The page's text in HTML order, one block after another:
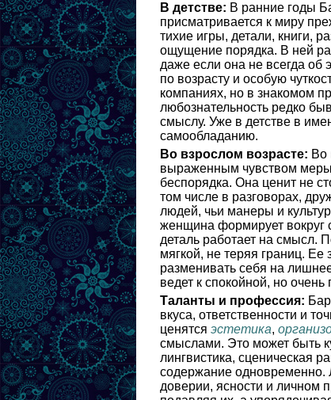
В детстве: В ранние годы
присматривается к миру
тихие игры, детали, книги,
ощущение порядка. В ней
даже если она не всегда об
по возрасту и особую
компаниях, но в знакомом
любознательность редко
смыслу. Уже в детстве в
самообладанию.
Во взрослом возрасте: Во
выраженным чувством меры
беспорядка. Она ценит не
том числе в разговорах,
людей, чьи манеры и
женщина формирует вокруг
деталь работает на смысл.
мягкой, не теряя границ. Ее
разменивать себя на
ведет к спокойной, но
Таланты и профессия:
вкуса, ответственности и
ценятся эстетика,
смыслами. Это может быть
лингвистика, сценическая
содержание одновременно.
доверии, ясности и личном